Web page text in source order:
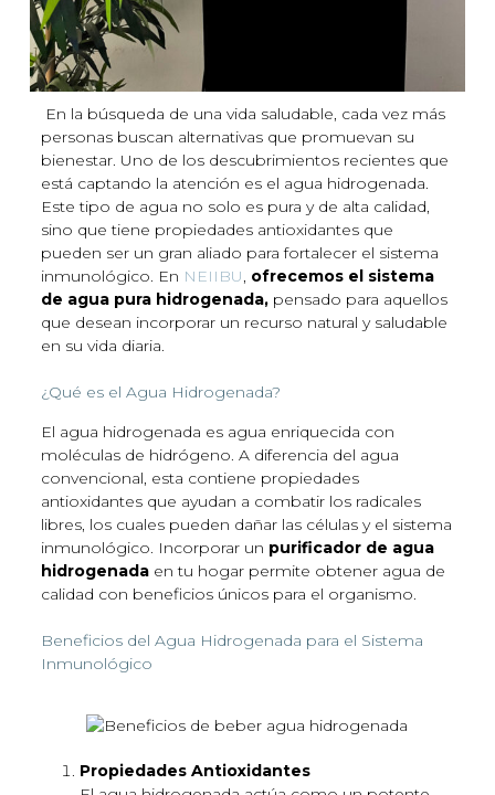
En la búsqueda de una vida saludable, cada vez más
personas buscan alternativas que promuevan su
bienestar. Uno de los descubrimientos recientes que
está captando la atención es el agua hidrogenada.
Este tipo de agua no solo es pura y de alta calidad,
sino que tiene propiedades antioxidantes que
pueden ser un gran aliado para fortalecer el sistema
inmunológico. En NEIIBU, ofrecemos el sistema
de agua pura hidrogenada,pensado para aquellos
que desean incorporar un recurso natural y saludable
en su vida diaria.
¿Qué es el Agua Hidrogenada?
El agua hidrogenada es agua enriquecida con
moléculas de hidrógeno. A diferencia del agua
convencional, esta contiene propiedades
antioxidantes que ayudan a combatir los radicales
libres, los cuales pueden dañar las células y el sistema
inmunológico. Incorporar un purificador de agua
hidrogenadaen tu hogar permite obtener agua de
calidad con beneficios únicos para el organismo.
Beneficios del Agua Hidrogenada para el Sistema
Inmunológico
Propiedades Antioxidantes